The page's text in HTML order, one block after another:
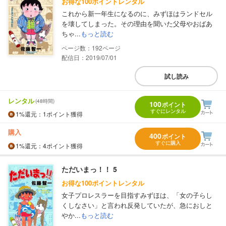
これから新一年生になるのに、みずほはランドセル
を壊してしまった。その理由を聞いた父母やおばあ
ちゃ...もっと読む
192
配信日：2019/07/01
試し読み
レンタル(48時間)
1%還元 ：1ポイント獲得
100ポイント
すぐにレンタル
購入
1%還元 ：4ポイント獲得
400ポイント
すぐに購入
ただいまっ！！ 5
お得な100ポイントレンタル
女子プロレスラーを目指すみずほは、「女の子らし
くしなさい」と言われ反発していたが、急におしと
やか...もっと読む